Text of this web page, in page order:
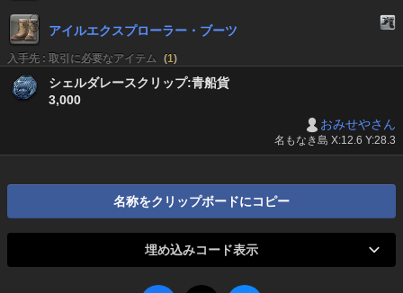
アイルエクスプローラー・ブーツ
入手先 : 取引に必要なアイテム (1)
シェルダレースクリップ:青船貨
3,000
おみせやさん
名もなき島 X:12.6 Y:28.3
名称をクリップボードにコピー
埋め込みコード表示